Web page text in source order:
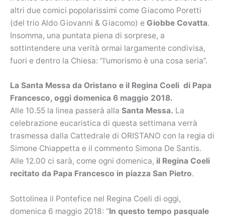
altri due comici popolarissimi come Giacomo Poretti
(del trio Aldo Giovanni & Giacomo) e Giobbe Covatta.
Insomma, una puntata piena di sorprese, a
sottintendere una verità ormai largamente condivisa,
fuori e dentro la Chiesa: “l’umorismo è una cosa seria”.
La Santa Messa da Oristano e il Regina Coeli di Papa
Francesco, oggi domenica 6 maggio 2018.
Alle 10.55 la linea passerà alla Santa Messa. La
celebrazione eucaristica di questa settimana verrà
trasmessa dalla Cattedrale di ORISTANO con la regia di
Simone Chiappetta e il commento Simona De Santis.
Alle 12.00 ci sarà, come ogni domenica, il Regina Coeli
recitato da Papa Francesco in piazza San Pietro.
Sottolinea il Pontefice nel Regina Coeli di oggi,
domenica 6 maggio 2018: “In questo tempo pasquale